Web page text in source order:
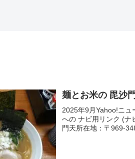
麺とお米の 毘沙
2025年9月Yahoo!ニュ
への ナビ用リンク (ナ
門天所在地：〒969-